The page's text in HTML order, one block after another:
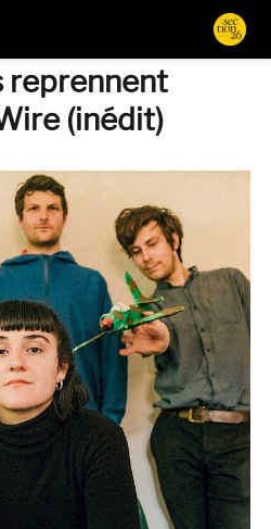
reprennent
(inédit)